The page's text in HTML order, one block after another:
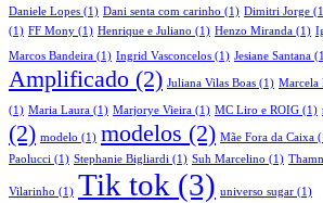
Daniele Lopes (1) Dani senta com carinho (1) Dimitri Jorge
(1) FF Mony (1) Henrique e Juliano (1) Henzo Miranda (1)
Marcos Bandeira (1) Ingrid Vasconcelos (1) Jesiane Santana
Amplificado (2) Juliana Vilas Boas (1) Marcela
(1) Maria Laura (1) Marjorye Vieira (1) MC Liro e ROIG (1)
(2) modelo (1) modelos (2) Mãe Fora da Caixa
Paolucci (1) Stephanie Bigliardi (1) Suh Marcelino (1)
Vilarinho (1) Tik tok (3) universo sugar (1)